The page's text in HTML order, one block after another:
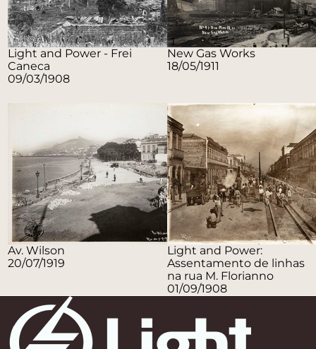
Light and Power - Frei
Caneca
09/03/1908
New Gas Works
18/05/1911
Av. Wilson
20/07/1919
Light and Power:
Assentamento de linhas
na rua M. Florianno
01/09/1908